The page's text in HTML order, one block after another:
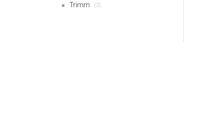
Trimm (2)